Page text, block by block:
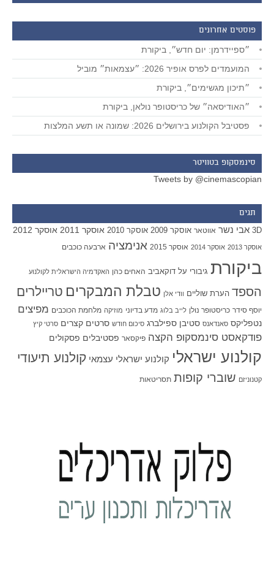
פוסטים אחרונים
״ספיידרמן: יום חדש״, ביקורת
המועמדים לפרס אופיר 2026: ״עצמאות״ מוביל
״תיכון מגשימים״, ביקורת
״האודיסאה״ של כריסטופר נולאן, ביקורת
פסטיבל הקולנוע בירושלים 2026: שמונה או תשע המלצות
סינמסקופ בטוויטר
Tweets by @cinemascopian
תגים
3D אבי נשר אווטאר אוסקר 2009 אוסקר 2010 אוסקר 2011 אוסקר 2012
אוסקר 2013 אוסקר 2014 אוסקר 2015 אנימציה ארבעה כוכבים
ביקורת גיבורי על דוקאביב האחים כהן האקדמיה הישראלית לקולנוע
הספד הערת שוליים וודי אלן טבלת המבקרים טריילרים
יוסף סידר כריסטופר נולן לייב בלוג מדע בדיוני מוזיקה מלחמת הכוכבים מפיצים
נטפליקס סאנדאנס סטיבן ספילברג סיכום חודש סרטים קצרים סרטי קיץ
פודקאסט סינמסקופ הקצה פיקסאר פסטיבלים פסקולים
קולנוע ישראלי קולנוע ישראלי עצמאי קולנוע תיעודי
קטנוניזם שוברי קופות תסריטאות